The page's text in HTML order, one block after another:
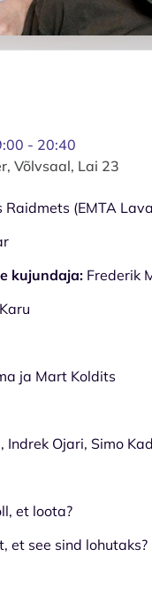
- 20:40
Võlvsaal, Lai 23
Raidmets (EMTA
kujundaja: Frederik
ja Mart Koldits
Indrek Ojari, Simo
et loota?
et see sind lohutaks?